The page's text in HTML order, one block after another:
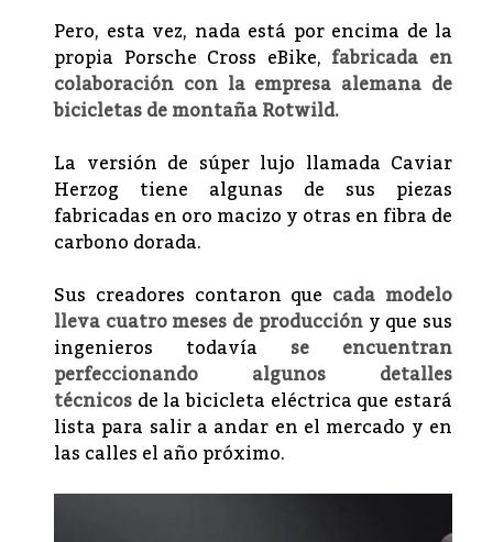
Pero, esta vez, nada está por encima de la
propia Porsche Cross eBike, fabricada en
colaboración con la empresa alemana de
bicicletas de montaña Rotwild.
La versión de súper lujo llamada Caviar
Herzog tiene algunas de sus piezas
fabricadas en oro macizo y otras en fibra de
carbono dorada.
Sus creadores contaron que cada modelo
lleva cuatro meses de produccióny que sus
ingenieros todavía se encuentran
perfeccionando algunos detalles
técnicosde la bicicleta eléctrica que estará
lista para salir a andar en el mercado y en
las calles el año próximo.